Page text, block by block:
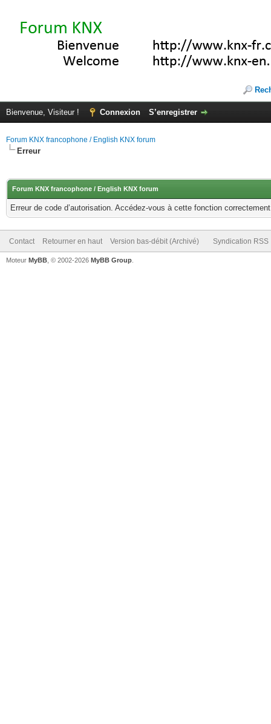
Bienvenue, Visiteur ! Connexion S’enregistrer
Forum KNX francophone / English KNX forum
Erreur
Forum KNX francophone / English KNX forum
Erreur de code d’autorisation. Accédez-vous à cette fonction
Contact Retourner en haut Version bas-débit (Archivé) Syndication RSS
Moteur MyBB , © 2002-2026 MyBB Group